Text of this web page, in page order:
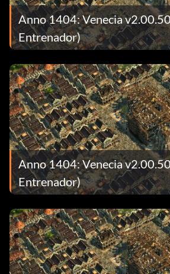
Anno 1404: Venecia
Entrenador)
Anno 1404: Venecia
Entrenador)